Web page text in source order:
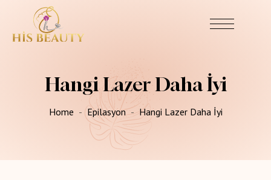
Hangi Lazer Daha İyi
Home Epilasyon Hangi Lazer Daha İyi